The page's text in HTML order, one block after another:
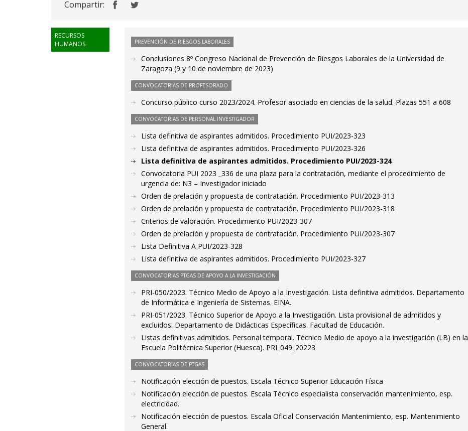
Compartir:
RECURSOS
HUMANOS
PREVENCIÓN DE RIESGOS LABORALES
Conclusiones 8º Congreso Nacional de Prevención de Riesgos Laborales de la Universidad de
Zaragoza (9 y 10 de noviembre de 2023)
CONVOCATORIAS DE PROFESORADO
Concurso público curso 2023/2024. Profesor asociado en ciencias de la salud. Plazas 551 a 608
CONVOCATORIAS DE PERSONAL INVESTIGADOR
Lista definitiva de aspirantes admitidos. Procedimiento PUI/2023-323
Lista definitiva de aspirantes admitidos. Procedimiento PUI/2023-326
Lista definitiva de aspirantes admitidos. Procedimiento PUI/2023-324
Convocatoria PUI 2023 _336 de una plaza para la contratación, mediante el procedimiento de
urgencia de: N3 – Investigador iniciado
Orden de prelación y propuesta de contratación. Procedimiento PUI/2023-313
Orden de prelación y propuesta de contratación. Procedimiento PUI/2023-318
Criterios de valoración. Procedimiento PUI/2023-307
Orden de prelación y propuesta de contratación. Procedimiento PUI/2023-307
Lista Definitiva A PUI/2023-328
Lista definitiva de aspirantes admitidos. Procedimiento PUI/2023-327
CONVOCATORIAS PTGAS DE APOYO A LA INVESTIGACIÓN
PRI-050/2023. Técnico Medio de Apoyo a la Investigación. Lista definitiva admitidos. Departamento
de Informática e Ingeniería de Sistemas. EINA.
PRI-051/2023. Técnico Superior de Apoyo a la Investigación. Lista provisional de admitidos y
excluidos. Departamento de Didácticas Específicas. Facultad de Educación.
Listas definitivas admitidos. Personal temporal. Técnico Medio de apoyo a la investigación (LB) en la
Escuela Politécnica Superior (Huesca). PRI_049_20223
CONVOCATORIAS DE PTGAS
Notificación elección de puestos. Escala Técnico Superior Educación Física
Notificación elección de puestos. Escala Técnico especialista conservación mantenimiento, esp.
electricidad.
Notificación elección de puestos. Escala Oficial Conservación Mantenimiento, esp. Mantenimiento
General.